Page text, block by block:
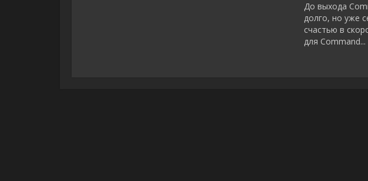
До выхода
долго, но уже
счастью в
для Command...